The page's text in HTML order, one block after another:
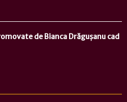
de Bianca Drăgușanu cad